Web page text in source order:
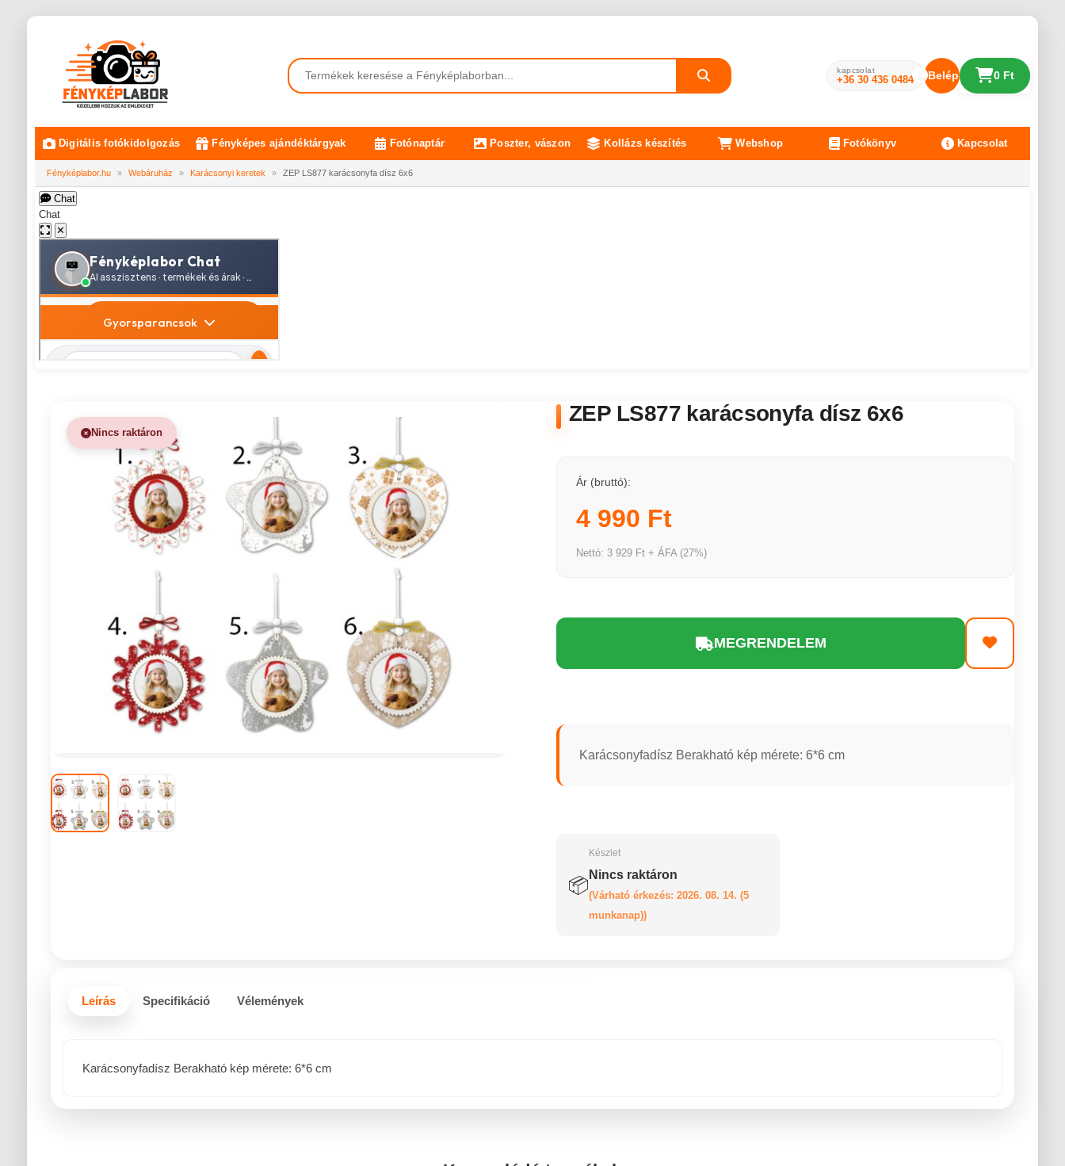
kapcsolat
+36 30 436 0484 Belépés 0 Ft
Digitális fotókidolgozás Fényképes ajándéktárgyak Fotónaptár Poszter, vászon Kollázs készítés Webshop Fotókönyv Kapcsolat
Fényképlabor.hu » Webáruház » Karácsonyi keretek » ZEP LS877 karácsonyfa dísz 6x6
Chat
Chat
✕
Nincs raktáron
ZEP LS877 karácsonyfa dísz 6x6
Ár (bruttó):
4 990 Ft
Nettó: 3 929 Ft + ÁFA (27%)
MEGRENDELEM
Karácsonyfadísz Berakható kép mérete: 6*6 cm
📦
Készlet
Nincs raktáron
(Várható érkezés: 2026. 08. 14. (5
munkanap))
Leírás Specifikáció Vélemények
Karácsonyfadísz Berakható kép mérete: 6*6 cm